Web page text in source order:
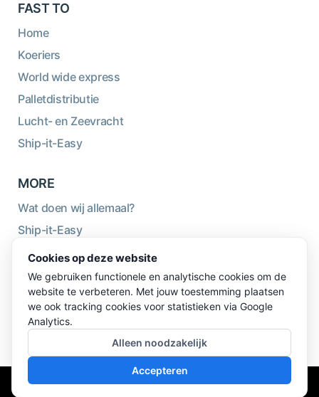
FAST TO
Home
Koeriers
World wide express
Palletdistributie
Lucht- en Zeevracht
Ship-it-Easy
MORE
Wat doen wij allemaal?
Ship-it-Easy
Duurzaamheid
Over ons
Blog
Logistiekwiki
© 2026 TBB Express BV - Alle rechten voorbehouden -
Cookies op deze website
We gebruiken functionele en analytische cookies om de
website te verbeteren. Met jouw toestemming plaatsen
we ook tracking cookies voor statistieken via Google
Analytics.
Alleen noodzakelijk
Accepteren